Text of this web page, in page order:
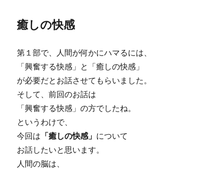
癒しの快感
第１部で、人間が何かにハマるには、
「興奮する快感」 と 「癒しの快感」
が必要だとお話させてもらいました。
そして、前回のお話は
「興奮する快感」の方でしたね。
というわけで、
今回は 「癒しの快感」 について
お話したいと思います。
人間の脳は、